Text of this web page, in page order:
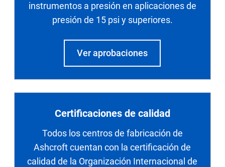
instrumentos a presión en aplicaciones de
presión de 15 psi y superiores.
Ver aprobaciones
Certificaciones de calidad
Todos los centros de fabricación de
Ashcroft cuentan con la certificación de
calidad de la Organización Internacional de